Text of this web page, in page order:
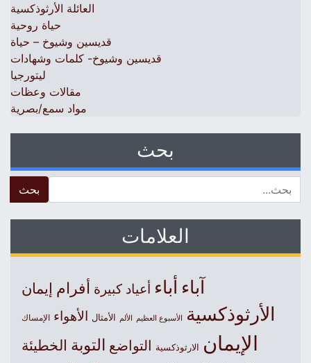
العائلة الأرثوذكسية
حياة روحية
قديسين وشيوخ – حياة
قديسين وشيوخ- كلمات وشهادات
ليتورجيا
مقالات وعظات
مواد سمع/بصرية
بحث
العلامات
آباءأباء أعياد كبيرة أفرام إيمان
الأرثوذكسية الأسبوع العظيم الألم الأمثال الأهواء الإمساك
الإيمان الارثوذكسية التواضع التوبة الخطيئة